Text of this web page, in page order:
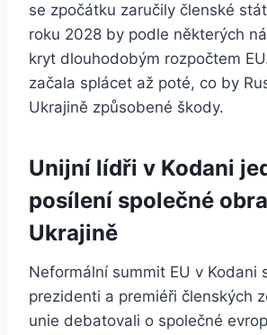
se zpočátku zaručily členské
roku 2028 by podle některých
kryt dlouhodobým rozpočtem
začala splácet až poté, co by
Ukrajině způsobené škody.
Unijní lídři v Kodani
posílení společné
Ukrajině
Neformální summit EU v Kodani
prezidenti a premiéři členských
unie debatovali o společné